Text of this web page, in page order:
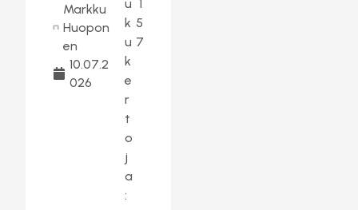
Markku
Huopon
en
10.07.2
026
u
k
u
k
e
r
t
o
j
a
:
1
5
7